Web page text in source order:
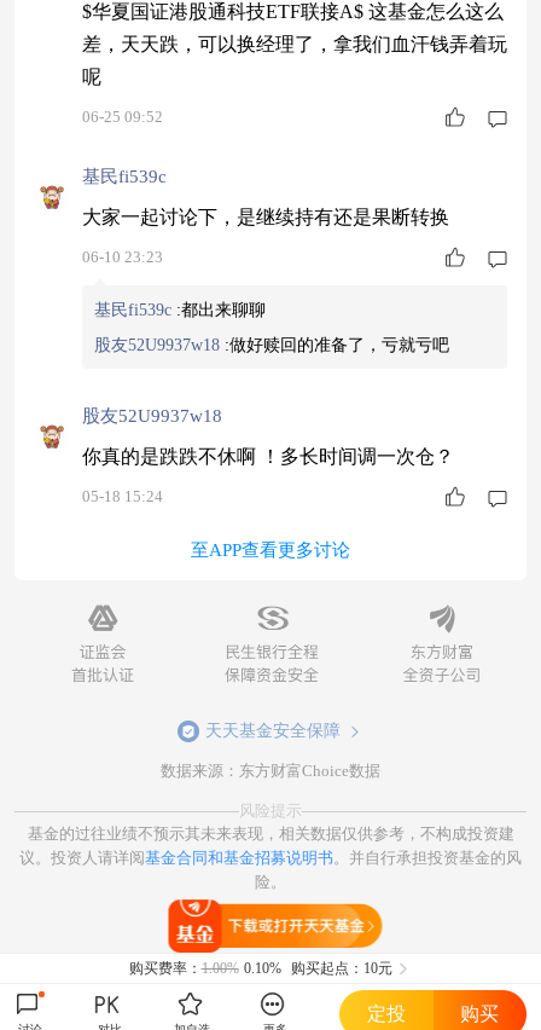
$华夏国证港股通科技ETF联接A$ 这基金怎么这么
差，天天跌，可以换经理了，拿我们血汗钱弄着玩
呢
06-25 09:52
基民fi539c
大家一起讨论下，是继续持有还是果断转换
06-10 23:23
基民fi539c :都出来聊聊
股友52U9937w18 :做好赎回的准备了，亏就亏吧
股友52U9937w18
你真的是跌跌不休啊 ！多长时间调一次仓？
05-18 15:24
至APP查看更多讨论
天天基金安全保障
数据来源：东方财富Choice数据
风险提示
基金的过往业绩不预示其未来表现，相关数据仅供参考，不构成投资建
议。投资人请详阅基金合同和基金招募说明书。并自行承担投资基金的风
险。
购买费率：1.00% 0.10% 购买起点：10元
定投 购买
打开天天基金